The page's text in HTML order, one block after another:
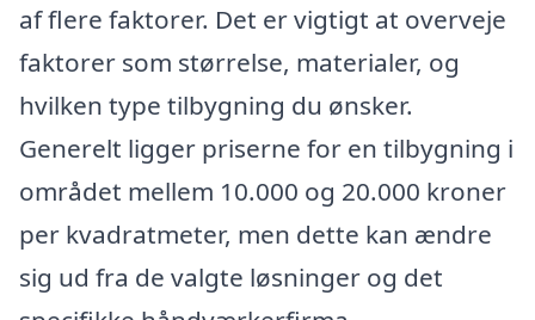
af flere faktorer. Det er vigtigt at overveje
faktorer som størrelse, materialer, og
hvilken type tilbygning du ønsker.
Generelt ligger priserne for en tilbygning i
området mellem 10.000 og 20.000 kroner
per kvadratmeter, men dette kan ændre
sig ud fra de valgte løsninger og det